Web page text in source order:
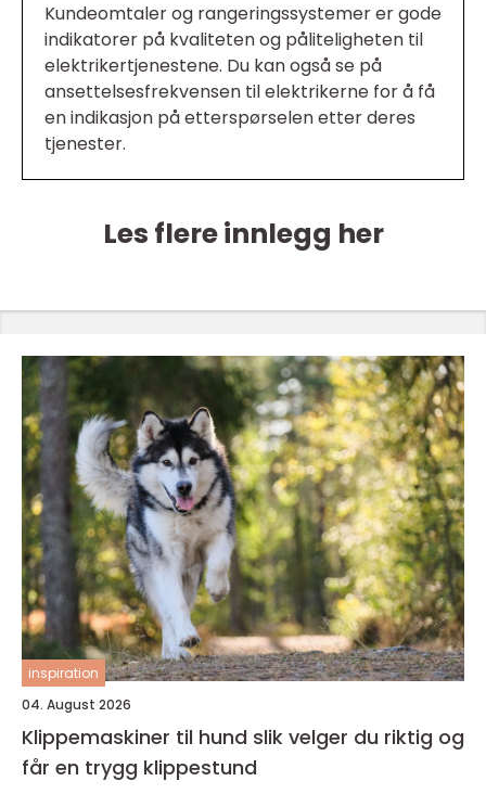
Kundeomtaler og rangeringssystemer er gode
indikatorer på kvaliteten og påliteligheten til
elektrikertjenestene. Du kan også se på
ansettelsesfrekvensen til elektrikerne for å få
en indikasjon på etterspørselen etter deres
tjenester.
Les flere innlegg her
inspiration
04. August 2026
Klippemaskiner til hund slik velger du riktig og
får en trygg klippestund